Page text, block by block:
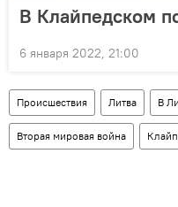
В Клайпедском
6 января 2022, 21:00
Происшествия Литва В
Вторая мировая война